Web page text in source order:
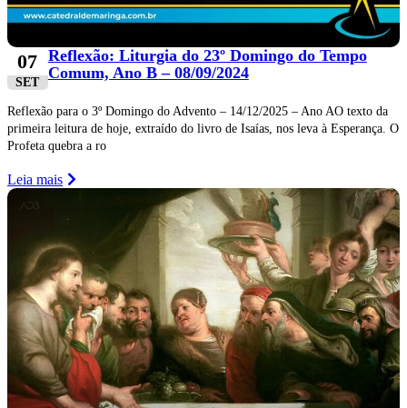
07
SET
Reflexão: Liturgia do 23º Domingo do Tempo
Comum, Ano B – 08/09/2024
Reflexão para o 3º Domingo do Advento – 14/12/2025 – Ano AO texto da
primeira leitura de hoje, extraído do livro de Isaías, nos leva à Esperança. O
Profeta quebra a ro
Leia mais